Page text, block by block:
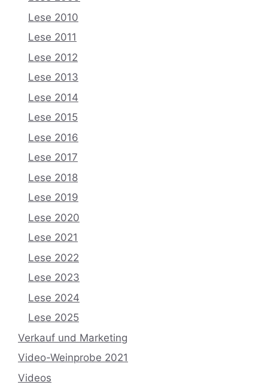
Lese 2010
Lese 2011
Lese 2012
Lese 2013
Lese 2014
Lese 2015
Lese 2016
Lese 2017
Lese 2018
Lese 2019
Lese 2020
Lese 2021
Lese 2022
Lese 2023
Lese 2024
Lese 2025
Verkauf und Marketing
Video-Weinprobe 2021
Videos